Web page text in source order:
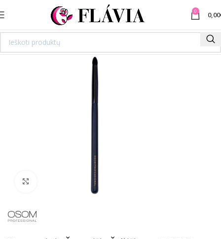
0 0,00
Spustelėkite norėdami padidinti